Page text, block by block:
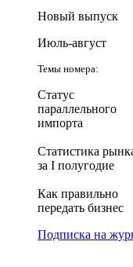
Новый выпуск
Июль-август
Темы номера:
Статус
параллельного
импорта
Статистика
за I полугодие
Как правильно
передать бизнес
Подписка на